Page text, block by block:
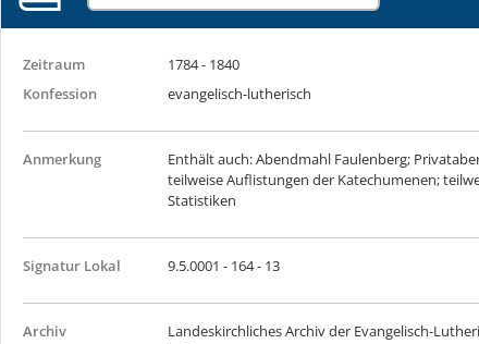
Zeitraum
1784 - 1840
Konfession
evangelisch-lutherisch
Anmerkung
Enthält auch: Abendmahl Faulenberg;
teilweise Auflistungen der Katechumenen;
Statistiken
Signatur Lokal 9.5.0001 - 164 - 13
Archiv
Landeskirchliches Archiv der Evangelisch-